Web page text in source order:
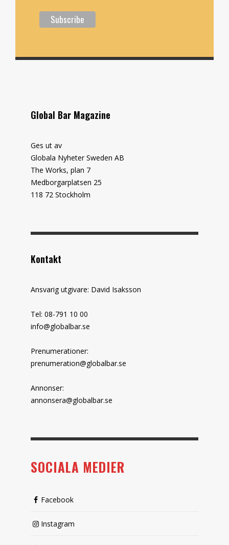
Global Bar Magazine
Ges ut av
Globala Nyheter Sweden AB
The Works, plan 7
Medborgarplatsen 25
118 72 Stockholm
Kontakt
Ansvarig utgivare: David Isaksson
Tel: 08-791 10 00
info@globalbar.se
Prenumerationer:
prenumeration@globalbar.se
Annonser:
annonsera@globalbar.se
SOCIALA MEDIER
Facebook
Instagram